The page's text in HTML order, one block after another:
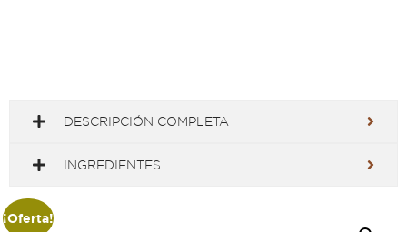
DESCRIPCIÓN COMPLETA
INGREDIENTES
¡Oferta!